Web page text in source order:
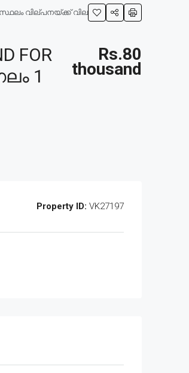
സ്ഥലം വില്പനയ്ക്ക് വില
FOR
1
Rs.80
thousand
Property ID: VK27197